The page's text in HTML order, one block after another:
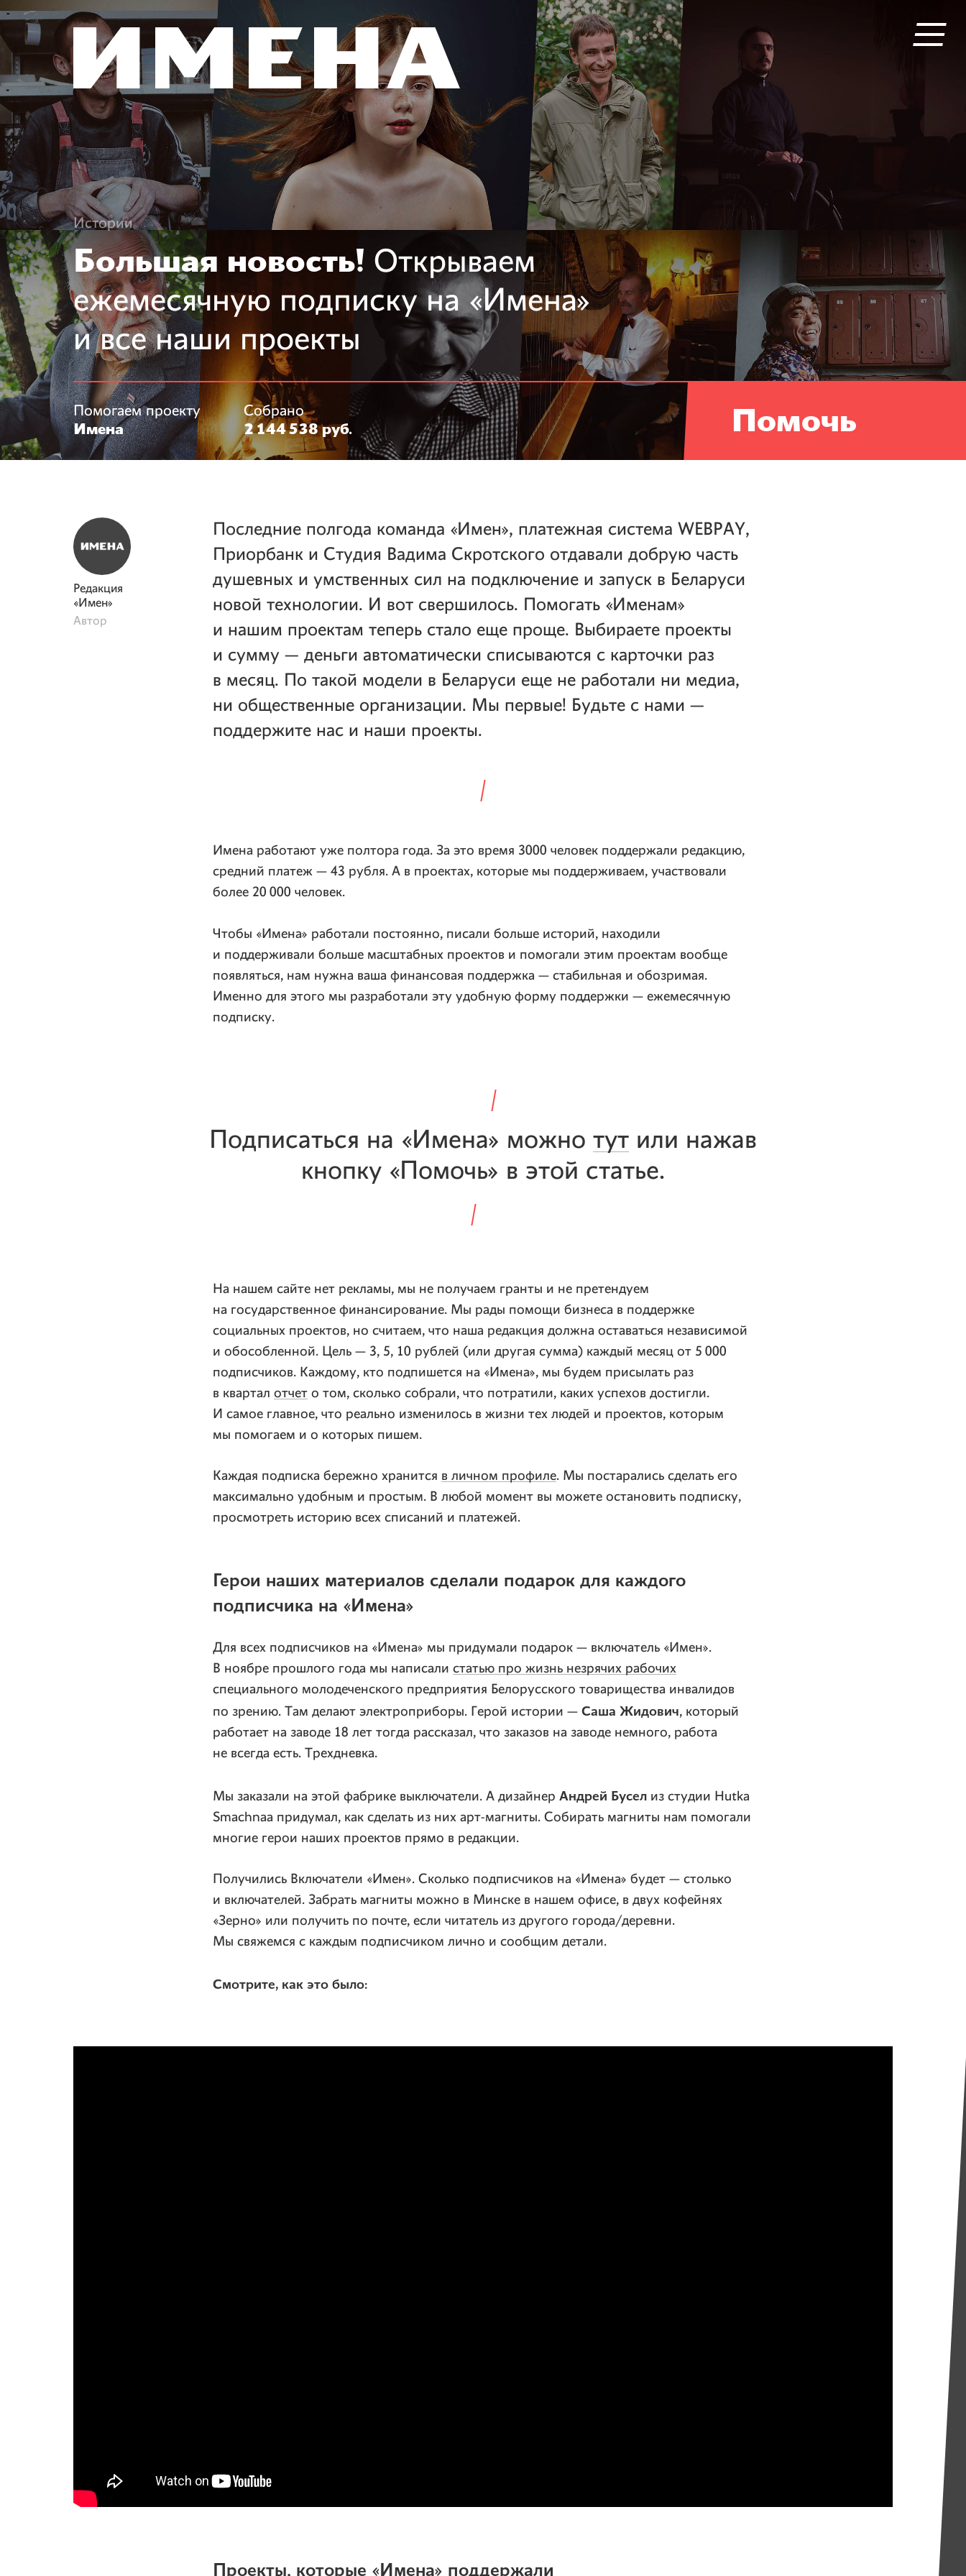
Истории
Большая новость! Открываем
ежемесячную подписку на «Имена»
и все наши проекты
Помогаем проекту
Имена
Собрано
2 144 538 руб. Помочь
Редакция
«Имен»
Автор
Последние полгода команда «Имен», платежная система WEBPAY,
Приорбанк и Студия Вадима Скротского отдавали добрую часть
душевных и умственных сил на подключение и запуск в Беларуси
новой технологии. И вот свершилось. Помогать «Именам»
и нашим проектам теперь стало еще проще. Выбираете проекты
и сумму — деньги автоматически списываются с карточки раз
в месяц. По такой модели в Беларуси еще не работали ни медиа,
ни общественные организации. Мы первые! Будьте с нами —
поддержите нас и наши проекты.
Имена работают уже полтора года. За это время 3000 человек поддержали редакцию,
средний платеж — 43 рубля. А в проектах, которые мы поддерживаем, участвовали
более 20 000 человек.
Чтобы «Имена» работали постоянно, писали больше историй, находили
и поддерживали больше масштабных проектов и помогали этим проектам вообще
появляться, нам нужна ваша финансовая поддержка — стабильная и обозримая.
Именно для этого мы разработали эту удобную форму поддержки — ежемесячную
подписку.
Подписаться на «Имена» можно тут или нажав
кнопку «Помочь» в этой статье.
На нашем сайте нет рекламы, мы не получаем гранты и не претендуем
на государственное финансирование. Мы рады помощи бизнеса в поддержке
социальных проектов, но считаем, что наша редакция должна оставаться независимой
и обособленной. Цель — 3, 5, 10 рублей (или другая сумма) каждый месяц от 5 000
подписчиков. Каждому, кто подпишется на «Имена», мы будем присылать раз
в квартал отчето том, сколько собрали, что потратили, каких успехов достигли.
И самое главное, что реально изменилось в жизни тех людей и проектов, которым
мы помогаем и о которых пишем.
Каждая подписка бережно хранится в личном профиле. Мы постарались сделать его
максимально удобным и простым. В любой момент вы можете остановить подписку,
просмотреть историю всех списаний и платежей.
Герои наших материалов сделали подарок для каждого
подписчика на «Имена»
Для всех подписчиков на «Имена» мы придумали подарок — включатель «Имен».
В ноябре прошлого года мы написали статью про жизнь незрячих рабочих
специального молодеченского предприятия Белорусского товарищества инвалидов
по зрению. Там делают электроприборы. Герой истории — Саша Жидович, который
работает на заводе 18 лет тогда рассказал, что заказов на заводе немного, работа
не всегда есть. Трехдневка.
Мы заказали на этой фабрике выключатели. А дизайнер Андрей Буселиз студии Hutka
Smachnaa придумал, как сделать из них арт-магниты. Собирать магниты нам помогали
многие герои наших проектов прямо в редакции.
Получились Включатели «Имен». Сколько подписчиков на «Имена» будет — столько
и включателей. Забрать магниты можно в Минске в нашем офисе, в двух кофейнях
«Зерно» или получить по почте, если читатель из другого города/деревни.
Мы свяжемся с каждым подписчиком лично и сообщим детали.
Смотрите, как это было:
Проекты, которые «Имена» поддержали